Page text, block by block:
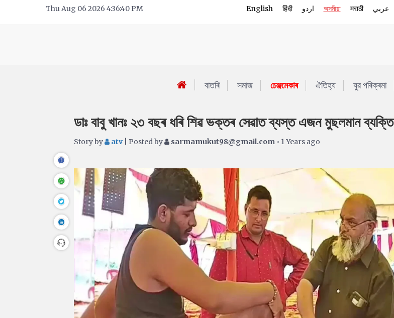
Thu Aug 06 2026 4:36:40 PM English हिंदी اردو অসমীয়া मराठी عربي
বাতৰি সমাজ চেঞ্জমেকাৰ ঐতিহ্য যুৱ পৰিক্ৰমা
ডাঃ বাবু খানঃ ২৩ বছৰ ধৰি শিৱ ভক্তৰ সেৱাত ব্যস্ত এজন মুছলমান ব্যক্তি
Story by atv| Posted by sarmamukut98@gmail.com • 1 Years ago